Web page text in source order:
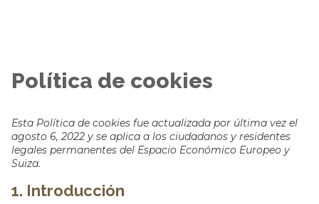
Política de cookies
Esta Política de cookies fue actualizada por última vez el
agosto 6, 2022 y se aplica a los ciudadanos y residentes
legales permanentes del Espacio Económico Europeo y
Suiza.
1. Introducción